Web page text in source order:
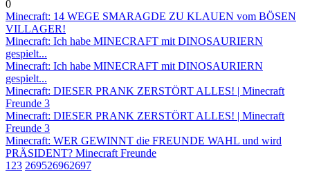
0
Minecraft: 14 WEGE SMARAGDE ZU KLAUEN vom BÖSEN
VILLAGER!
Minecraft: Ich habe MINECRAFT mit DINOSAURIERN
gespielt...
Minecraft: Ich habe MINECRAFT mit DINOSAURIERN
gespielt...
Minecraft: DIESER PRANK ZERSTÖRT ALLES! | Minecraft
Freunde 3
Minecraft: DIESER PRANK ZERSTÖRT ALLES! | Minecraft
Freunde 3
Minecraft: WER GEWINNT die FREUNDE WAHL und wird
PRÄSIDENT? Minecraft Freunde
1 23 269526962697